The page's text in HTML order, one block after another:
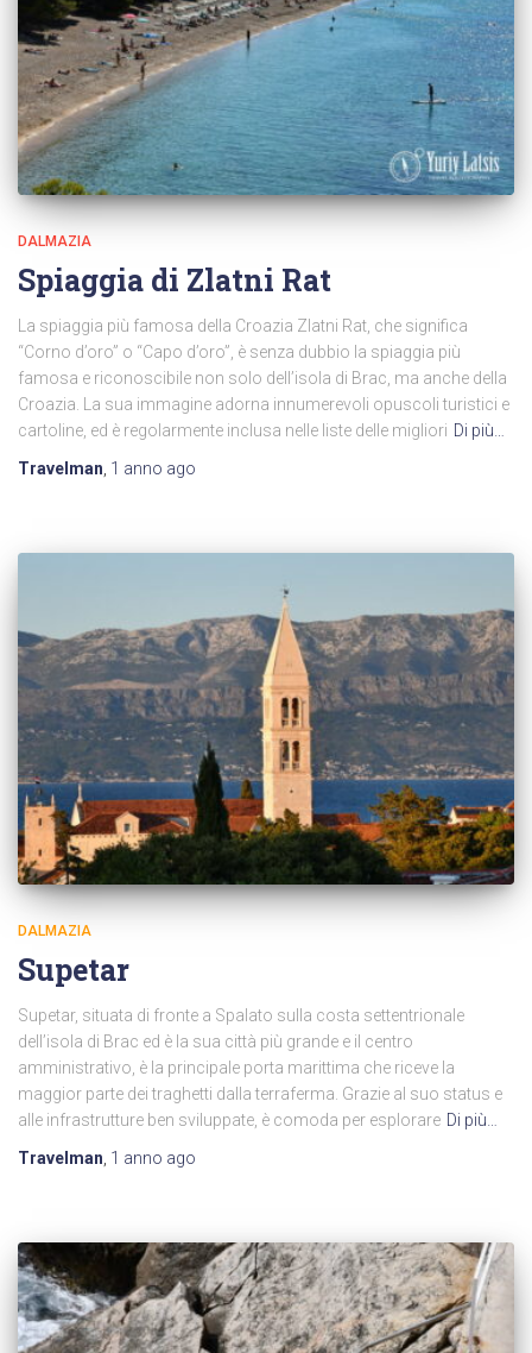
DALMAZIA
Spiaggia di Zlatni Rat
La spiaggia più famosa della Croazia Zlatni Rat, che significa
“Corno d’oro” o “Capo d’oro”, è senza dubbio la spiaggia più
famosa e riconoscibile non solo dell’isola di Brac, ma anche della
Croazia. La sua immagine adorna innumerevoli opuscoli turistici e
cartoline, ed è regolarmente inclusa nelle liste delle migliori Di più…
Travelman 1 anno ago
DALMAZIA
Supetar
Supetar, situata di fronte a Spalato sulla costa settentrionale
dell’isola di Brac ed è la sua città più grande e il centro
amministrativo, è la principale porta marittima che riceve la
maggior parte dei traghetti dalla terraferma. Grazie al suo status e
alle infrastrutture ben sviluppate, è comoda per esplorare Di più…
Travelman 1 anno ago